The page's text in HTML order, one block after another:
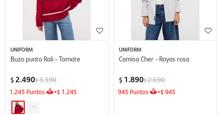
UNIFORM
Buzo punto Rali - Tomate
$ 2.490$3.390
1.245 Puntos +$ 1.245
UNIFORM
Camisa Cher - Rayas rosa
$ 1.890$2.690
945 Puntos +$945